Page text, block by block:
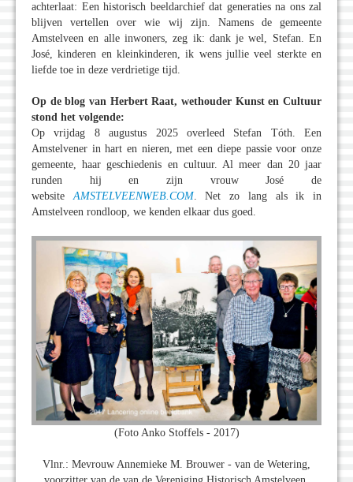
achterlaat: Een historisch beeldarchief dat generaties na ons zal
blijven vertellen over wie wij zijn. Namens de gemeente
Amstelveen en alle inwoners, zeg ik: dank je wel, Stefan. En
José, kinderen en kleinkinderen, ik wens jullie veel sterkte en
liefde toe in deze verdrietige tijd.
Op de blog van Herbert Raat, wethouder Kunst en Cultuur
stond het volgende:
Op vrijdag 8 augustus 2025 overleed Stefan Tóth. Een
Amstelvener in hart en nieren, met een diepe passie voor onze
gemeente, haar geschiedenis en cultuur. Al meer dan 20 jaar
runden hij en zijn vrouw José de
websiteAMSTELVEENWEB.COM. Net zo lang als ik in
Amstelveen rondloop, we kenden elkaar dus goed.
(Foto Anko Stoffels - 2017)
Vlnr.: Mevrouw Annemieke M. Brouwer - van de Wetering,